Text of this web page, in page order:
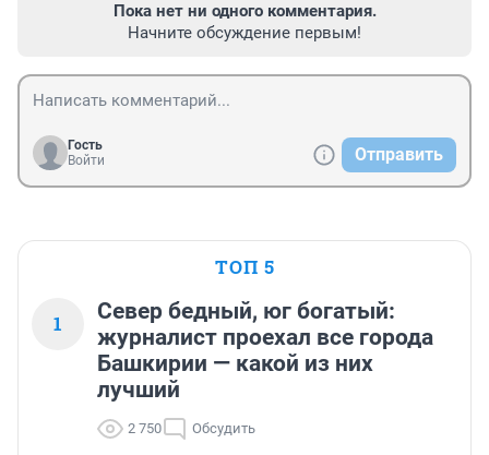
Пока нет ни одного комментария.
Начните обсуждение первым!
Гость
Войти
Отправить
ТОП 5
1
Север бедный, юг богатый:
журналист проехал все города
Башкирии — какой из них
лучший
2 750 Обсудить